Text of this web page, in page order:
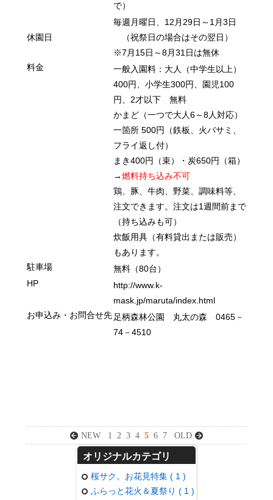
で）
休園日
毎週月曜日、12月29日～1月3日
（祝祭日の場合はその翌日）
※7月15日～8月31日は無休
料金
一般入園料： 大人 （中学生以上）
400円、小学生300円、園児100
円、 2才以下 無料
かまど（一つで大人6～8人対応）
一箇所 500円（鉄板、火バサミ、
フライ返し付）
まき400円（束）・炭650円（箱）
→燃料持ち込み不可
鶏、豚、牛肉、野菜、調味料等、
注文できます。注文は1週間前まで
（持ち込みも可）
炊飯用具（有料貸出または販売）
もあります。
駐車場
無料（80台）
HP
http://www.k-
mask.jp/maruta/index.html
お申込み・お問合せ先 足柄森林公園 丸太の森 0465－
74－4510
NEW 1 2 3 4 5 6 7 OLD
オリジナルカテゴリ
桜サク。お花見特集 ( 1 )
ふらっと花火＆夏祭り ( 1 )